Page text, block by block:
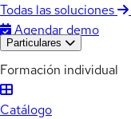
Todas las soluciones
Agendar demo
Particulares
Formación individual
Catálogo